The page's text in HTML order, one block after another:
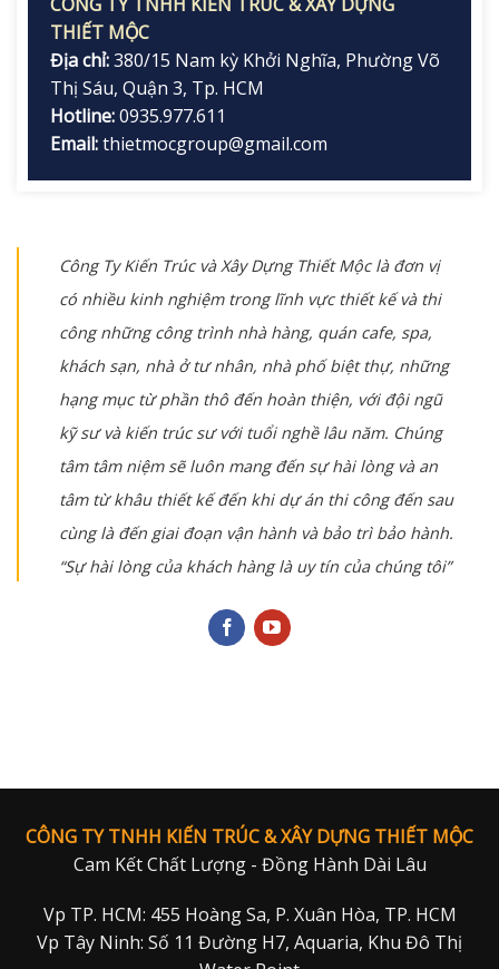
THIẾT MỘC
Địa chỉ:380/15 Nam kỳ Khởi Nghĩa, Phường Võ
Thị Sáu, Quận 3, Tp. HCM
Hotline:0935.977.611
Email:thietmocgroup@gmail.com
Công Ty Kiến Trúc và Xây Dựng Thiết Mộc là đơn vị
có nhiều kinh nghiệm trong lĩnh vực thiết kế và thi
công những công trình nhà hàng, quán cafe, spa,
khách sạn, nhà ở tư nhân, nhà phố biệt thự, những
hạng mục từ phần thô đến hoàn thiện, với đội ngũ
kỹ sư và kiến trúc sư với tuổi nghề lâu năm. Chúng
tâm tâm niệm sẽ luôn mang đến sự hài lòng và an
tâm từ khâu thiết kế đến khi dự án thi công đến sau
cùng là đến giai đoạn vận hành và bảo trì bảo hành.
“Sự hài lòng của khách hàng là uy tín của chúng tôi”
CÔNG TY TNHH KIẾN TRÚC & XÂY DỰNG THIẾT MỘC
Cam Kết Chất Lượng - Đồng Hành Dài Lâu
Vp TP. HCM: 455 Hoàng Sa, P. Xuân Hòa, TP. HCM
Vp Tây Ninh: Số 11 Đường H7, Aquaria, Khu Đô Thị